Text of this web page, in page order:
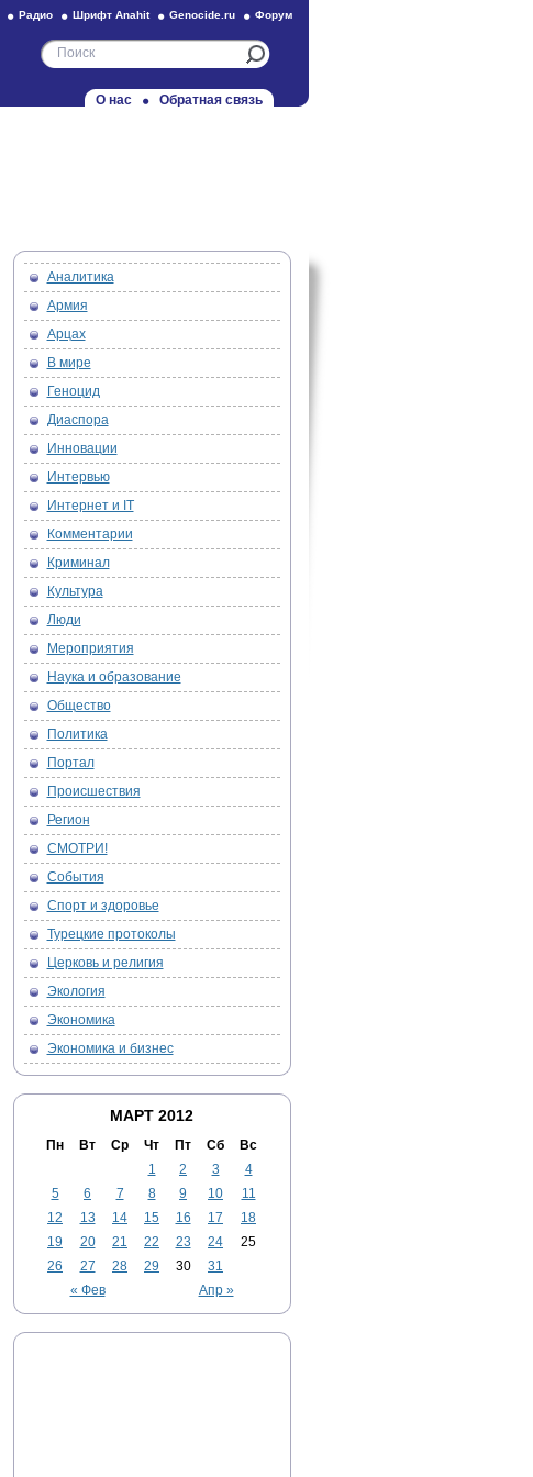
Радио Шрифт Anahit Genocide.ru Форум
О нас Обратная связь
Аналитика
Армия
Арцах
В мире
Геноцид
Диаспора
Инновации
Интервью
Интернет и IT
Комментарии
Криминал
Культура
Люди
Мероприятия
Наука и образование
Общество
Политика
Портал
Происшествия
Регион
СМОТРИ!
События
Спорт и здоровье
Турецкие протоколы
Церковь и религия
Экология
Экономика
Экономика и бизнес
МАРТ 2012
Пн Вт Ср Чт Пт Сб Вс
« Фев Апр »
1 2 3
4
5
6 7 8 9 10
11
12
13 14 15 16 17
18
19
20 21 22 23 24
25
26
27 28 29 30 31